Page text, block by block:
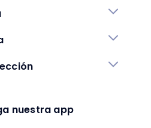
nuestra app